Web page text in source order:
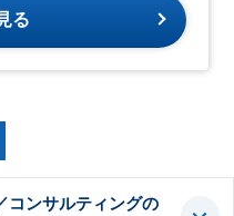
る
コンサルティングの